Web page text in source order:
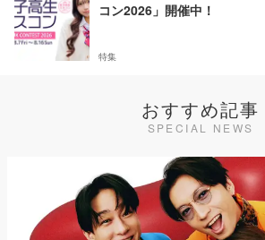
コン2026」開催中！
特集
おすすめ記事
SPECIAL NEWS